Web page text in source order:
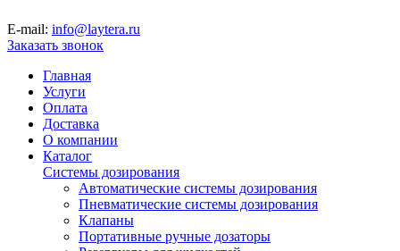
E-mail: info@laytera.ru
Заказать звонок
Главная
Услуги
Оплата
Доставка
О компании
Каталог
Системы дозирования
Автоматические системы дозирования
Пневматические системы дозирования
Клапаны
Портативные ручные дозаторы